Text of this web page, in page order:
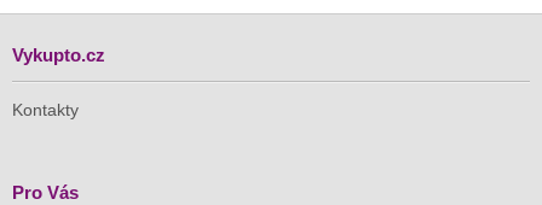
Vykupto.cz
Kontakty
Pro Vás